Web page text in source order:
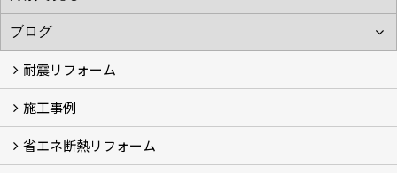
耐震リフォーム
空設計の耐震診断
耐震診断と耐震補強 動画
耐震診断レポート
減災セミナー・耐震基準と熊本地震 動画
耐震診断と耐震補強 解説
耐震診断Q&A
施工事例
施工事例
浴室の劣化改修と耐震補強 動画
浴室の劣化改修と耐震補強①
浴室の劣化改修と耐震補強②
省エネ断熱リフォーム